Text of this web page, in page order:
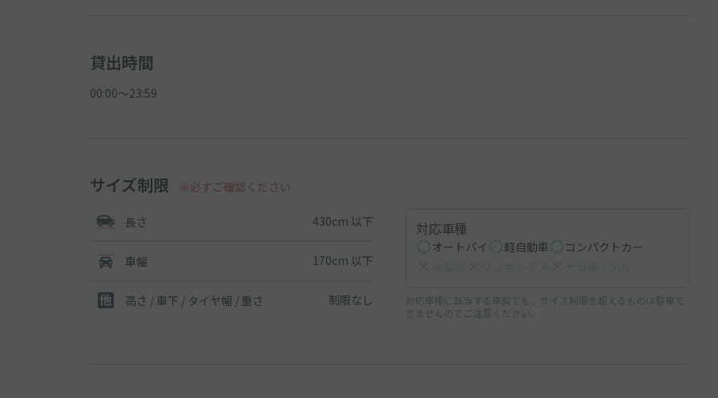
貸出時間
00:00〜23:59
サイズ制限 ※必ずご確認ください
長さ 430cm 以下
車幅 170cm 以下
高さ / 車下 / タイヤ幅 / 重さ 制限なし
対応車種
オートバイ 軽自動車
コンパクトカー
対応車種に該当する車両でも、サイズ制限を超えるものは駐車で
きませんのでご注意ください。